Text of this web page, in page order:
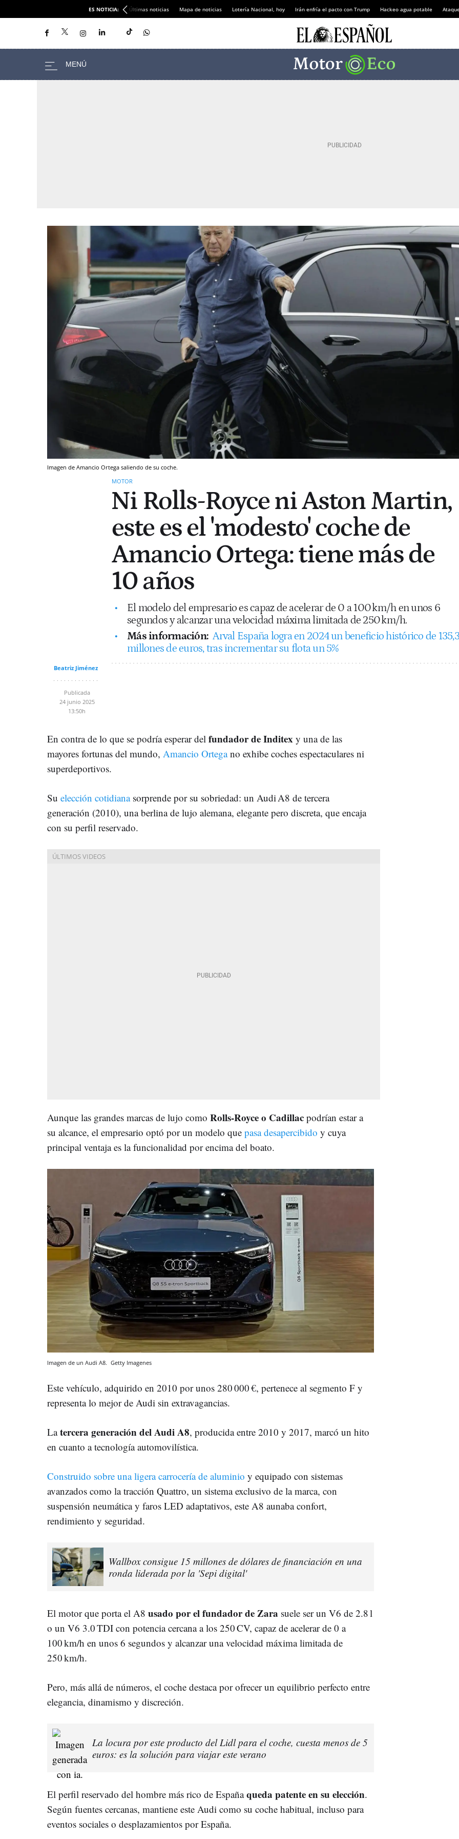
ES NOTICIA: Últimas noticias Mapa de noticias Lotería Nacional, hoy Irán enfría el pacto con Trump Hackeo agua potable
Imagen de Amancio Ortega saliendo de su coche.
MOTOR
⁠Ni Rolls-Royce ni Aston Martin,
este es el 'modesto' coche de
Amancio Ortega: tiene más de
10 años
El modelo del empresario es capaz de acelerar de 0 a 100 km/h en unos 6
segundos y alcanzar una velocidad máxima limitada de 250 km/h.
Más información: Arval España logra en 2024 un beneficio histórico de 135,3
millones de euros, tras incrementar su flota un 5%
Beatriz Jiménez
Publicada
24 junio 2025
13:50h
En contra de lo que se podría esperar del fundador de Inditex y una de las
mayores fortunas del mundo, Amancio Ortegano exhibe coches espectaculares ni
superdeportivos.
Su elección cotidiana sorprende por su sobriedad: un Audi A8 de tercera
generación (2010), una berlina de lujo alemana, elegante pero discreta, que encaja
con su perfil reservado.
Aunque las grandes marcas de lujo como Rolls‑Royce o Cadillac podrían estar a
su alcance, el empresario optó por un modelo que pasa desapercibido y cuya
principal ventaja es la funcionalidad por encima del boato.
Imagen de un Audi A8. Getty Imagenes
Este vehículo, adquirido en 2010 por unos 280 000 €, pertenece al segmento F y
representa lo mejor de Audi sin extravagancias.
Latercera generación del Audi A8, producida entre 2010 y 2017, marcó un hito
en cuanto a tecnología automovilística.
Construido sobre una ligera carrocería de aluminio y equipado con sistemas
avanzados como la tracción Quattro, un sistema exclusivo de la marca, con
suspensión neumática y faros LED adaptativos, este A8 aunaba confort,
rendimiento y seguridad.
Wallbox consigue 15 millones de dólares de financiación en una
ronda liderada por la 'Sepi digital'
El motor que porta el A8 usado por el fundador de Zara suele ser un V6 de 2.8 l
o un V6 3.0 TDI con potencia cercana a los 250 CV, capaz de acelerar de 0 a
100 km/h en unos 6 segundos y alcanzar una velocidad máxima limitada de
250 km/h.
Pero, más allá de números, el coche destaca por ofrecer un equilibrio perfecto entre
elegancia, dinamismo y discreción.
La locura por este producto del Lidl para el coche, cuesta menos de 5
euros: es la solución para viajar este verano
El perfil reservado del hombre más rico de Españaqueda patente en su elección.
Según fuentes cercanas, mantiene este Audi como su coche habitual, incluso para
eventos sociales o desplazamientos por España.